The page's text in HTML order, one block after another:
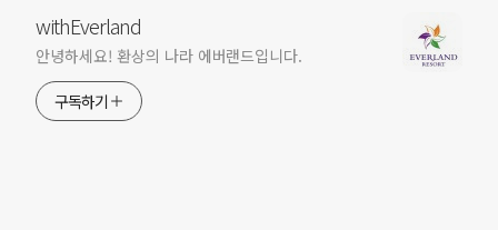
withEverland
안녕하세요! 환상의 나라 에버랜드입니다.
구독하기